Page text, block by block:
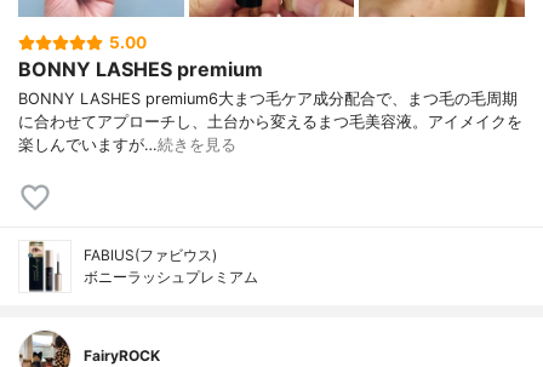
5.00
BONNY LASHES premium
BONNY LASHES premium6大まつ毛ケア成分配合で、まつ毛の毛周期
に合わせてアプローチし、土台から変えるまつ毛美容液。アイメイクを
楽しんでいますが…続きを見る
FABIUS(ファビウス)
ボニーラッシュプレミアム
FairyROCK